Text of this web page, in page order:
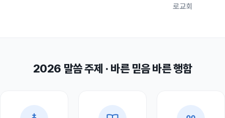
로교회
2026 말씀 주제 · 바른 믿음 바른 행함